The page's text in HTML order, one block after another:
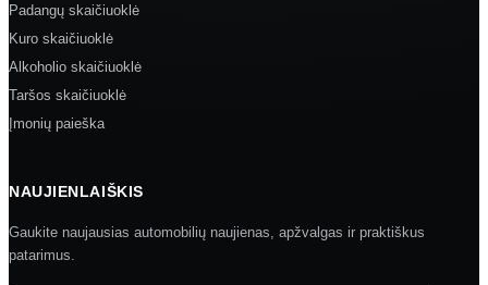
Padangų skaičiuoklė
Kuro skaičiuoklė
Alkoholio skaičiuoklė
Taršos skaičiuoklė
Įmonių paieška
NAUJIENLAIŠKIS
Gaukite naujausias automobilių naujienas, apžvalgas ir praktiškus
patarimus.